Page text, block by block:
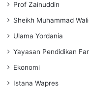
Prof Zainuddin
Sheikh Muhammad
Ulama Yordania
Yayasan Pendidikan
Ekonomi
Istana Wapres